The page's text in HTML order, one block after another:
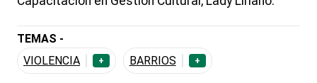
TEMAS -
VIOLENCIA
+ BARRIOS +